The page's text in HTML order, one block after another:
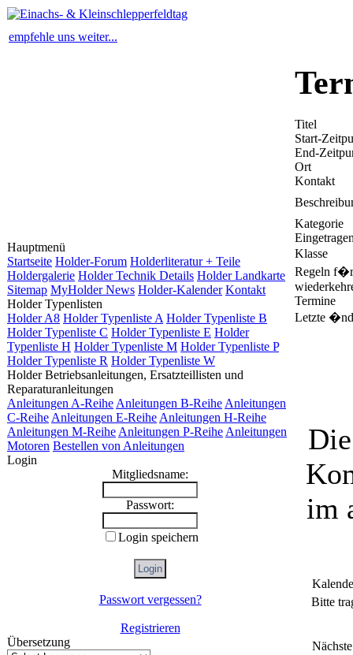
empfehle uns weiter...
Hauptmenü
Startseite Holder-Forum Holderliteratur + Teile
Holdergalerie Holder Technik Details Holder Landkarte
Sitemap MyHolder News Holder-Kalender Kontakt
Holder Typenlisten
Holder A8 Holder Typenliste A Holder Typenliste B
Holder Typenliste C Holder Typenliste E Holder
Typenliste H Holder Typenliste M Holder Typenliste P
Holder Typenliste R Holder Typenliste W
Holder Betriebsanleitungen, Ersatzteillisten und
Reparaturanleitungen
Anleitungen A-Reihe Anleitungen B-Reihe Anleitungen
C-Reihe Anleitungen E-Reihe Anleitungen H-Reihe
Anleitungen M-Reihe Anleitungen P-Reihe Anleitungen
Motoren Bestellen von Anleitungen
Login
Mitgliedsname:
Passwort:
Login speichern
Passwort vergessen?
Registrieren
Übersetzung
Titel
Start-
End-
Ort
Kontakt
Kategorie
Klasse
Regeln f�r
Termine
Letzte
im
Bitte